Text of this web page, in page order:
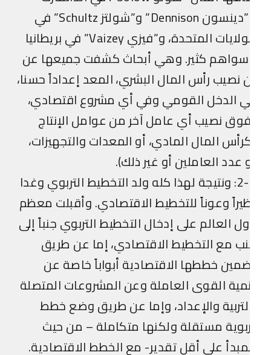
و”دينسون Dennison” و”شولتز Schultz” في
الولايات المتحدة، و”فيزي Vaizey” في بريطانيا
كثير. وهي أبحاث كشفت جميعها عن
نصيب رأس المال البشري، المعد إعداداً حسنا،
الدخل القومي وفي أي مشروع اقتصادي،
نصيب أي عامل آخر من عوامل الإنتاج
المال المادي، أو المعدات والتجهيزات،
عدد العاملين أو غير ذلك).
2-1: ونتيجة لهذا كله ولد التخطيط التربوي وغدا
وعوناً للتخطيط الاقتصادي. وأقبلت معظم
العالم على إدخال التخطيط التربوي جنباً إلى
مع التخطيط الاقتصادي، إما عن طريق
خططها الاقتصادية أبواباً خاصة عن
القوى العاملة وعن المشروعات المتصلة
والإعداد، وإما عن طريق وضع خطط
مستقلة ولكنها متكاملة – من حيث
على أقل تقدير- مع الخطط الاقتصادية.